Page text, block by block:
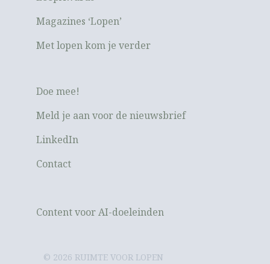
Magazines ‘Lopen’
Met lopen kom je verder
Doe mee!
Meld je aan voor de nieuwsbrief
LinkedIn
Contact
Content voor AI-doeleinden
© 2026 RUIMTE VOOR LOPEN